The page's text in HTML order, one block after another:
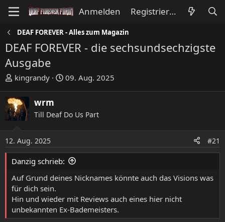
Anmelden Registrieren
DEAF FOREVER - Alles zum Magazin
DEAF FOREVER - die sechsundsechzigste
Ausgabe
E
s
t
e
l
e
r
kingrandy
E
e
l
t
a
09. Aug. 2025
wrm
Till Deaf Do Us Part
12. Aug. 2025 #21
Danzig schrieb:
Auf Grund deines Nicknames könnte auch das Visions was
für dich sein.
Hin und wieder mit Reviews auch eines hier nicht
unbekannten Ex-Bademeisters.